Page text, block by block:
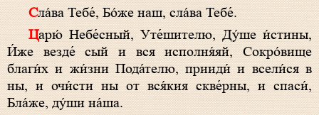
Сла́ва Тебе́, Бо́же наш, сла́ва Тебе́.
Царю́ Небе́сный, Уте́шителю, Ду́ше и́стины,
И́же везде́ сый и вся исполня́яй, Сокро́вище
благи́х и жи́зни Пода́телю, прииди́ и всели́ся в
ны, и очи́сти ны от вся́кия скве́рны, и спаси́,
Бла́же, ду́ши на́ша.